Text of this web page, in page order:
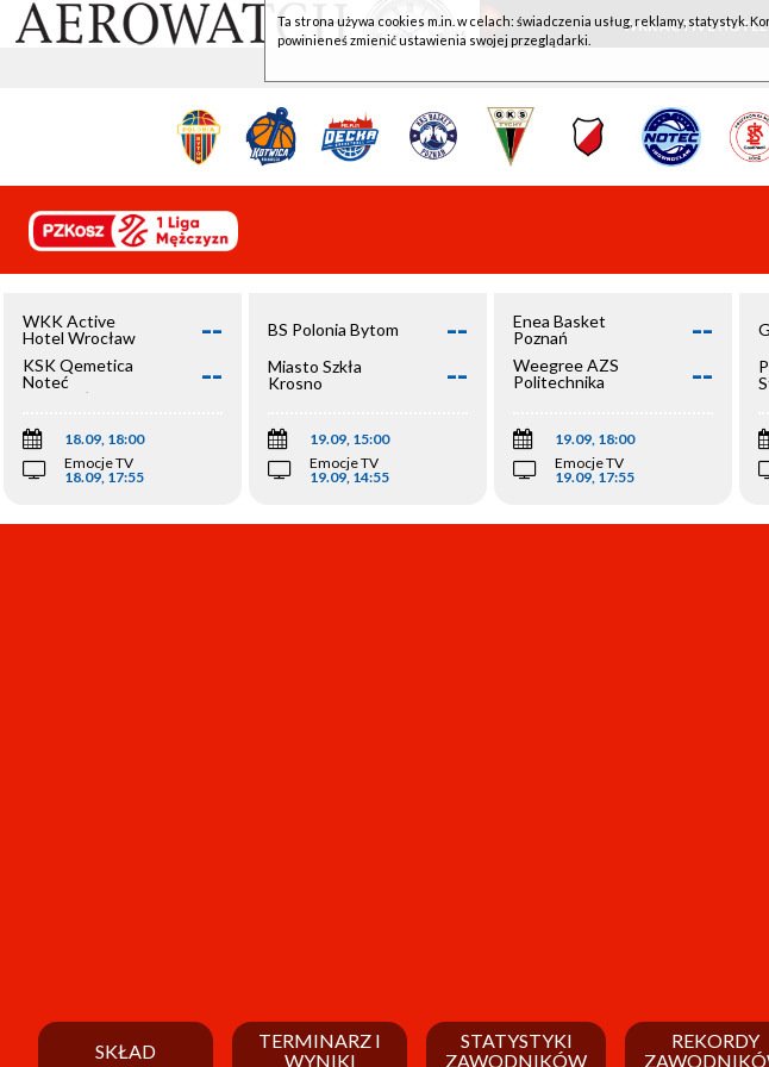
WKK ACTIVE
WKK Active
Hotel Wrocław
--
KSK Qemetica
Noteć
Inowrocław
--
18.09, 18:00
Emocje TV
18.09, 17:55
BS Polonia Bytom --
Miasto Szkła
Krosno
--
19.09, 15:00
Emocje TV
19.09, 14:55
Enea Basket
Poznań
--
Weegree AZS
Politechnika
--
19.09, 18:00
Emocje TV
19.09, 17:55
SKŁAD
TERMINARZ I
WYNIKI
STATYSTYKI
ZAWODNIKÓW
REKORDY
Ta strona używa cookies m.in. w celach: świadczenia usług, reklamy, statystyk.
powinieneś zmienić ustawienia swojej przeglądarki.